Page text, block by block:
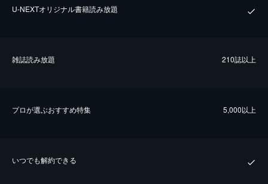
U-NEXTオリジナル書籍読み放題
雑誌読み放題 210誌以上
プロが選ぶおすすめ特集 5,000以上
いつでも解約できる